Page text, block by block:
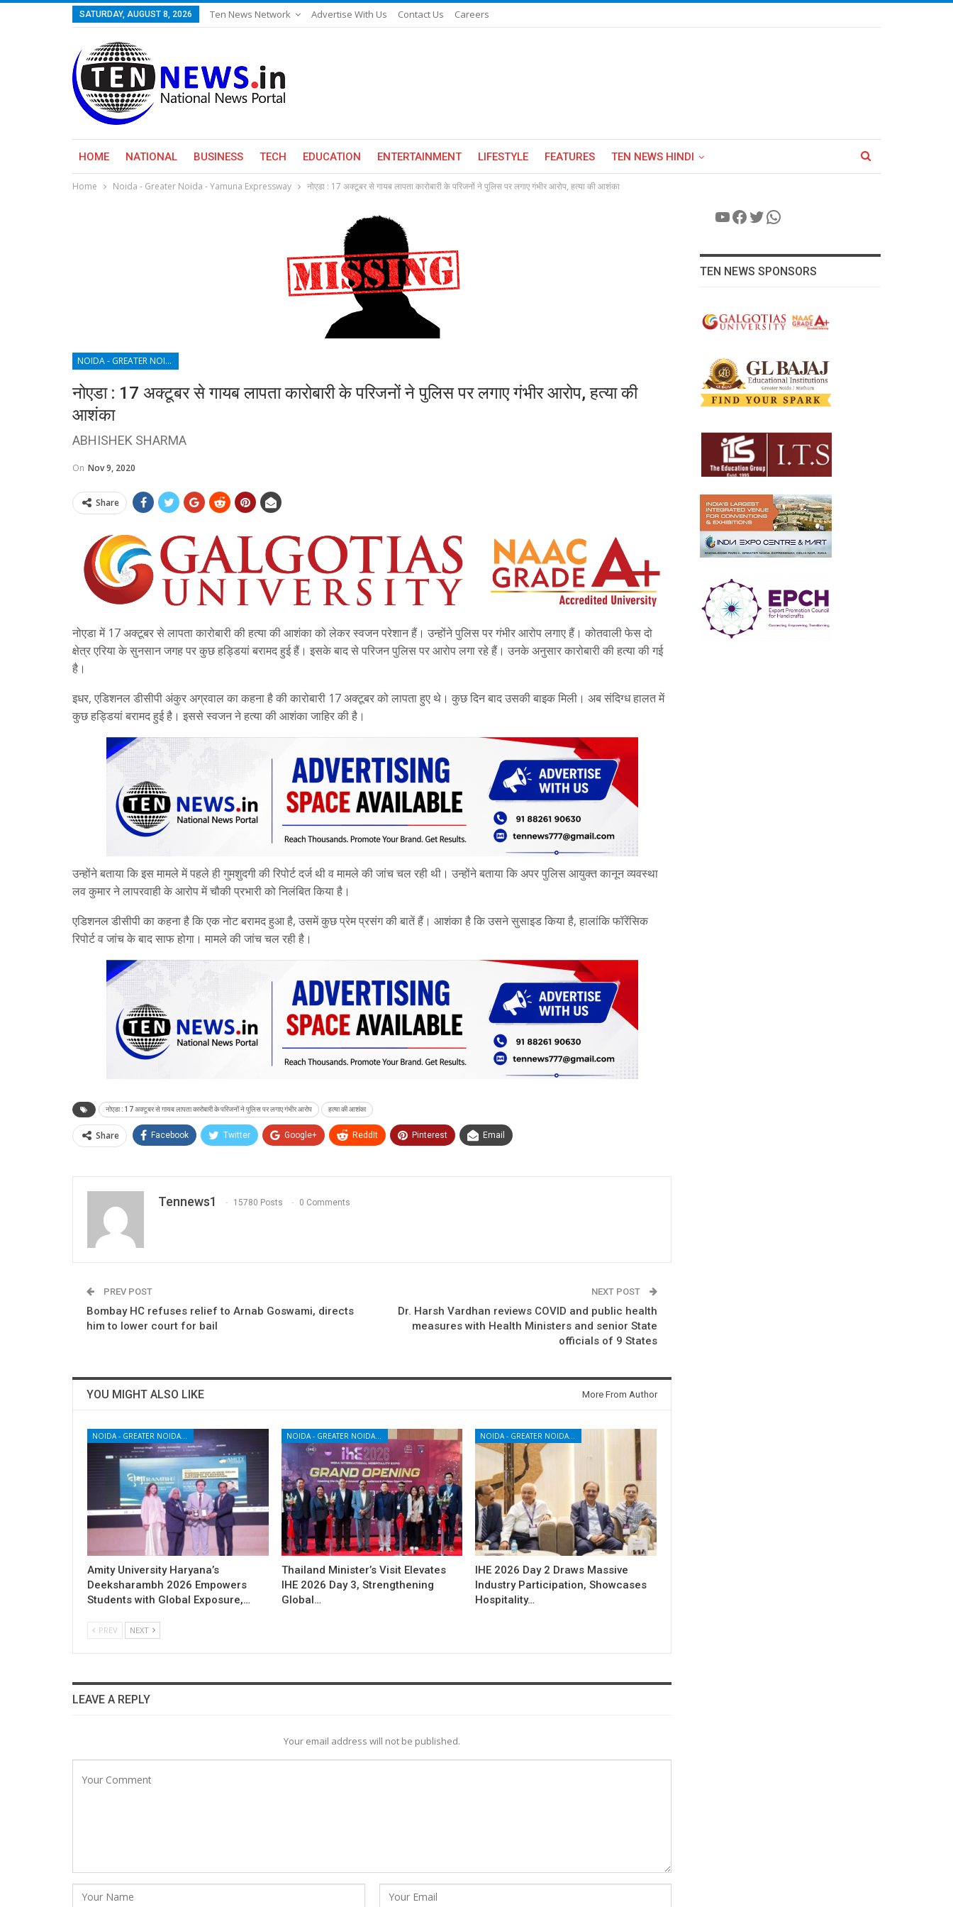
SATURDAY, AUGUST 8, 2026 Ten News Network Advertise With Us Contact Us Careers
HOME NATIONAL BUSINESS TECH EDUCATION ENTERTAINMENT LIFESTYLE FEATURES TEN NEWS HINDI
Home Noida - Greater Noida - Yamuna Expressway नोएडा : 17 अक्टूबर से गायब लापता कारोबारी के परिजनों ने पुलिस पर लगाए गंभीर आरोप, हत्या की आशंका
NOIDA - GREATER NOIDA - YAMUNA EXPRESSWAY
नोएडा : 17 अक्टूबर से गायब लापता कारोबारी के परिजनों ने पुलिस पर लगाए गंभीर आरोप, हत्या की
आशंका
ABHISHEK SHARMA
On Nov 9, 2020
Share
नोएडा में 17 अक्‍टूबर से लापता कारोबारी की हत्‍या की आशंका को लेकर स्‍वजन परेशान हैं। उन्‍होंने पुलिस पर गंभीर आरोप लगाए हैं। कोतवाली फेस दो
क्षेत्र एरिया के सुनसान जगह पर कुछ हड्डियां बरामद हुई हैं। इसके बाद से परिजन पुलिस पर आरोप लगा रहे हैं। उनके अनुसार कारोबारी की हत्‍या की गई
है।
इधर, एडिशनल डीसीपी अंकुर अग्रवाल का कहना है की कारोबारी 17 अक्टूबर को लापता हुए थे। कुछ दिन बाद उसकी बाइक मिली। अब संदिग्ध हालत में
कुछ हड्डियां बरामद हुई है। इससे स्वजन ने हत्या की आशंका जाहिर की है।
उन्होंने बताया कि इस मामले में पहले ही गुमशुदगी की रिपोर्ट दर्ज थी व मामले की जांच चल रही थी। उन्होंने बताया कि अपर पुलिस आयुक्त कानून व्यवस्था
लव कुमार ने लापरवाही के आरोप में चौकी प्रभारी को निलंबित किया है।
एडिशनल डीसीपी का कहना है कि एक नोट बरामद हुआ है, उसमें कुछ प्रेम प्रसंग की बातें हैं। आशंका है कि उसने सुसाइड किया है, हालांकि फॉरेंसिक
रिपोर्ट व जांच के बाद साफ होगा। मामले की जांच चल रही है।
नोएडा : 17 अक्टूबर से गायब लापता कारोबारी के परिजनों ने पुलिस पर लगाए गंभीर आरोप हत्या की आशंका
Share Facebook Twitter Google+ ReddIt Pinterest Email
Tennews1 15780 Posts 0 Comments
PREV POST
Bombay HC refuses relief to Arnab Goswami, directs
him to lower court for bail
NEXT POST
Dr. Harsh Vardhan reviews COVID and public health
measures with Health Ministers and senior State
officials of 9 States
YOU MIGHT ALSO LIKE More From Author
Amity University Haryana’s
Deeksharambh 2026 Empowers
Students with Global Exposure,…
NOIDA - GREATER NOIDA - YAMUNA EXPRESSWAY
Thailand Minister’s Visit Elevates
IHE 2026 Day 3, Strengthening
Global…
IHE 2026 Day 2 Draws Massive
Industry Participation, Showcases
Hospitality…
PREV NEXT
LEAVE A REPLY
Your email address will not be published.
YouTube
Facebook
Twitter
WhatsApp
TEN NEWS SPONSORS